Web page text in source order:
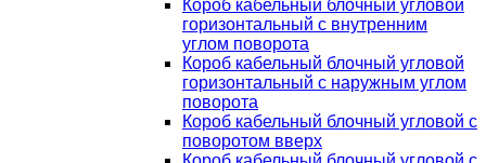
Короб кабельный блочный угловой
горизонтальный с внутренним
углом поворота
Короб кабельный блочный угловой
горизонтальный с наружным углом
поворота
Короб кабельный блочный угловой с
поворотом вверх